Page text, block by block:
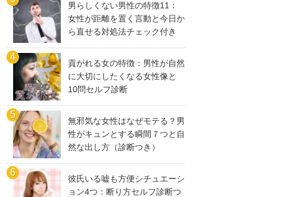
男らしくない男性の特徴11：
女性が距離を置く言動と今日か
ら直せる対処法チェック付き
貢がれる女の特徴：男性が自然
に大切にしたくなる女性像と
10問セルフ診断
無邪気な女性はなぜモテる？男
性がキュンとする瞬間７つと自
然な出し方（診断つき）
彼氏いる嘘も方便シチュエーシ
ョン4つ：断り方セルフ診断つ